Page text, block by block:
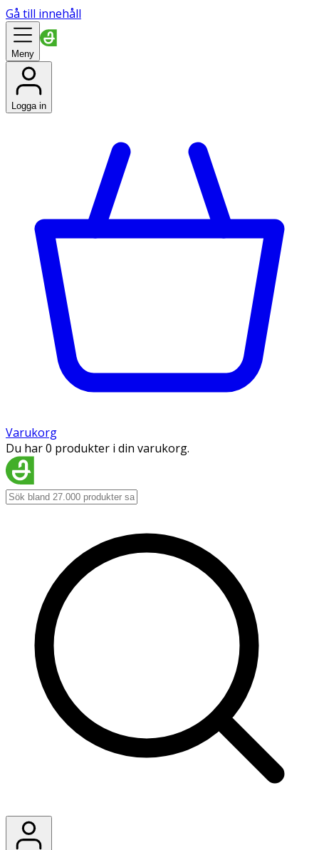
Gå till innehåll
Meny
Logga in
Varukorg
Du har 0 produkter i din varukorg.